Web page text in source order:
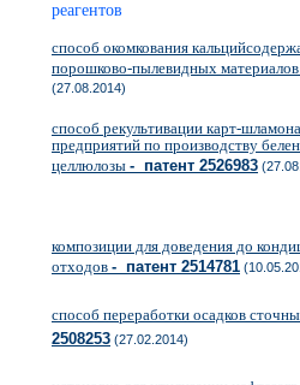
реагентов
способ окомкования
порошково-пылевидных материалов
(27.08.2014)
способ рекультивации карт-
предприятий по производству
целлюлозы - патент 2526983
композиции для доведения до
отходов - патент 2514781
способ переработки осадков
2508253 (27.02.2014)